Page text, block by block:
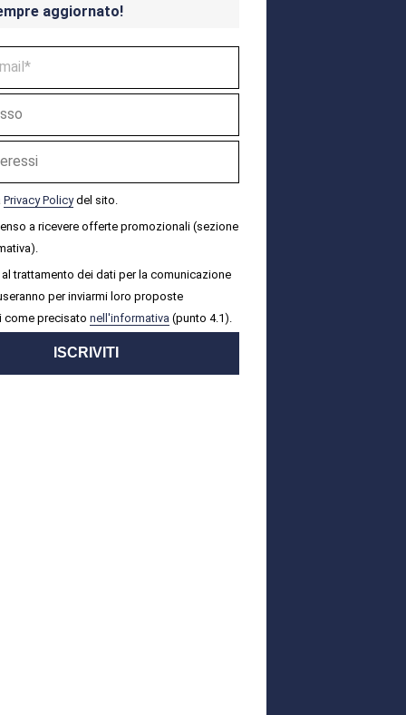
aggiornato!
Privacy Policydel sito.
a ricevere offerte promozionali (sezione
trattamento dei dati per la comunicazione
per inviarmi loro proposte
come precisato nell'informativa (punto 4.1).
ISCRIVITI